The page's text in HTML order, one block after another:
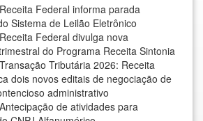
Federal informa parada
Sistema de Leilão Eletrônico
Federal divulga nova
do Programa Receita Sintonia
Tributária 2026: Receita
dois novos editais de negociação de
administrativo
de atividades para